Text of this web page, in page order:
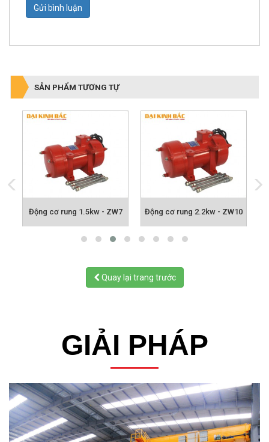
Động cơ rung 1.5kw - ZW7 Động cơ rung 2.2kw - ZW10
GIẢI PHÁP